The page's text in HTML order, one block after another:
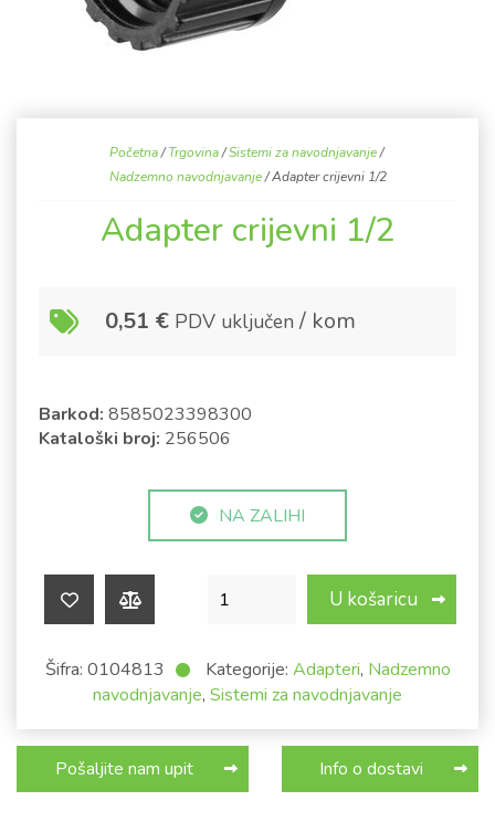
Početna/Trgovina/Sistemi za navodnjavanje/
Nadzemno navodnjavanje/ Adapter crijevni 1/2
Adapter crijevni 1/2
0,51 € PDV uključen / kom
Barkod: 8585023398300
Kataloški broj: 256506
NA ZALIHI
Adapter crijevni 1/2 količina
U košaricu
Šifra: 0104813 Kategorije: Adapteri, Nadzemno
navodnjavanje, Sistemi za navodnjavanje
Pošaljite nam upit Info o dostavi